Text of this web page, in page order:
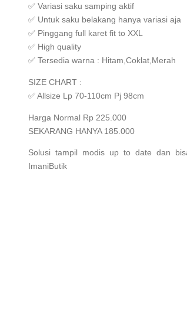
✅ Variasi saku samping aktif
✅ Untuk saku belakang hanya variasi aja
✅ Pinggang full karet fit to XXL
✅ High quality
✅ Tersedia warna : Hitam,Coklat,Merah
SIZE CHART :
✅ Allsize Lp 70-110cm Pj 98cm
Harga Normal Rp 225.000
SEKARANG HANYA 185.000
Solusi tampil modis up to date dan
ImaniButik